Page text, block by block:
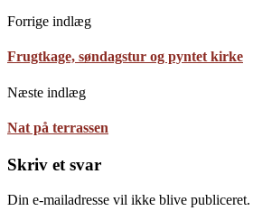
Forrige indlæg
Frugtkage, søndagstur og pyntet kirke
Næste indlæg
Nat på terrassen
Skriv et svar
Din e-mailadresse vil ikke blive publiceret.